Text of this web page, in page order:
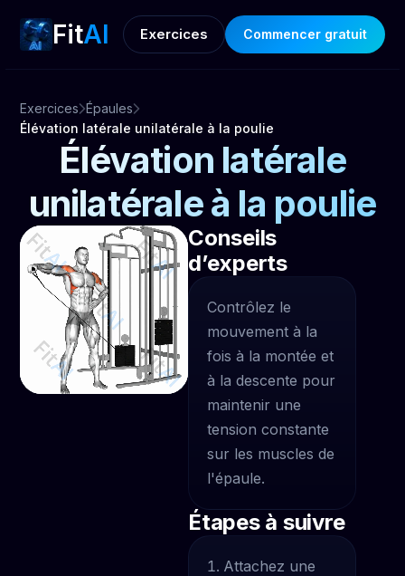
FitAI Exercices Commencer gratuit
Exercices Épaules
Élévation latérale unilatérale à la poulie
Élévation latérale
unilatérale à la poulie
Conseils
d’experts
Contrôlez le
mouvement à la
fois à la montée et
à la descente pour
maintenir une
tension constante
sur les muscles de
l'épaule.
Étapes à suivre
Attachez une